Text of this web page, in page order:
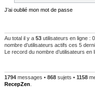
J’ai oublié mon mot de passe
Au total il y a 53 utilisateurs en ligne :
nombre d’utilisateurs actifs ces 5
Le record du nombre d’utilisateurs en
1794 messages • 868 sujets • 1158
RecepZen